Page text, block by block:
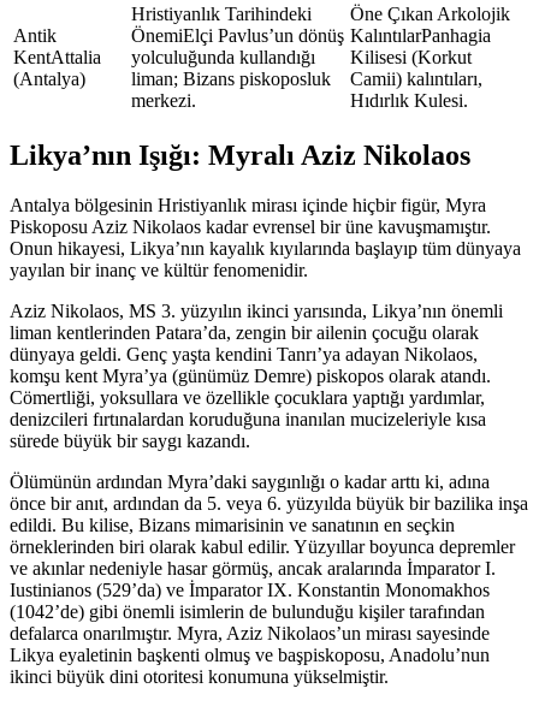
Attalia
(Antalya)
Elçi Pavlus’un dönüş
yolculuğunda kullandığı
liman; Bizans piskoposluk
merkezi.
Panhagia
Kilisesi (Korkut
Camii) kalıntıları,
Hıdırlık Kulesi.
Likya’nın Işığı: Myralı Aziz Nikolaos
Antalya bölgesinin Hristiyanlık mirası içinde hiçbir figür, Myra
Piskoposu Aziz Nikolaos kadar evrensel bir üne kavuşmamıştır.
Onun hikayesi, Likya’nın kayalık kıyılarında başlayıp tüm dünyaya
yayılan bir inanç ve kültür fenomenidir.
Aziz Nikolaos, MS 3. yüzyılın ikinci yarısında, Likya’nın önemli
liman kentlerinden Patara’da, zengin bir ailenin çocuğu olarak
dünyaya geldi. Genç yaşta kendini Tanrı’ya adayan Nikolaos,
komşu kent Myra’ya (günümüz Demre) piskopos olarak atandı.
Cömertliği, yoksullara ve özellikle çocuklara yaptığı yardımlar,
denizcileri fırtınalardan koruduğuna inanılan mucizeleriyle kısa
sürede büyük bir saygı kazandı.
Ölümünün ardından Myra’daki saygınlığı o kadar arttı ki, adına
önce bir anıt, ardından da 5. veya 6. yüzyılda büyük bir bazilika inşa
edildi. Bu kilise, Bizans mimarisinin ve sanatının en seçkin
örneklerinden biri olarak kabul edilir. Yüzyıllar boyunca depremler
ve akınlar nedeniyle hasar görmüş, ancak aralarında İmparator I.
Iustinianos (529’da) ve İmparator IX. Konstantin Monomakhos
(1042’de) gibi önemli isimlerin de bulunduğu kişiler tarafından
defalarca onarılmıştır. Myra, Aziz Nikolaos’un mirası sayesinde
Likya eyaletinin başkenti olmuş ve başpiskoposu, Anadolu’nun
ikinci büyük dini otoritesi konumuna yükselmiştir.